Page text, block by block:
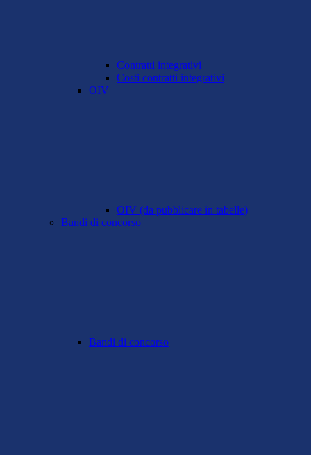
Contratti integrativi
Costi contratti integrativi
OIV
OIV (da pubblicare in tabelle)
Bandi di concorso
Bandi di concorso